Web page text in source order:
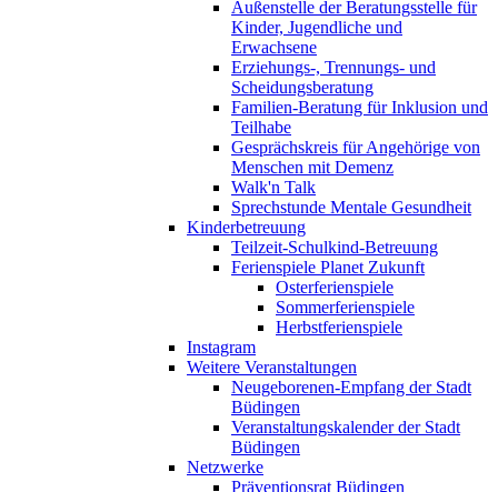
Außenstelle der Beratungsstelle für
Kinder, Jugendliche und
Erwachsene
Erziehungs-, Trennungs- und
Scheidungsberatung
Familien-Beratung für Inklusion und
Teilhabe
Gesprächskreis für Angehörige von
Menschen mit Demenz
Walk'n Talk
Sprechstunde Mentale Gesundheit
Kinderbetreuung
Teilzeit-Schulkind-Betreuung
Ferienspiele Planet Zukunft
Osterferienspiele
Sommerferienspiele
Herbstferienspiele
Instagram
Weitere Veranstaltungen
Neugeborenen-Empfang der Stadt
Büdingen
Veranstaltungskalender der Stadt
Büdingen
Netzwerke
Präventionsrat Büdingen